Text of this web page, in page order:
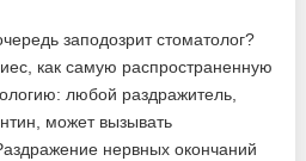
заподозрит стоматолог?
как самую распространенную
любой раздражитель,
может вызывать
нервных окончаний